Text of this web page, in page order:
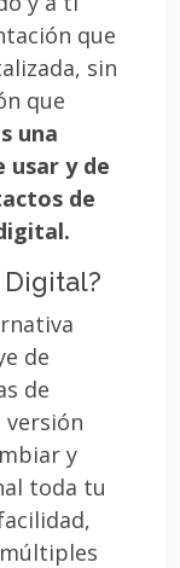
que
sin
que
una
y de
de
Digital?
de
de
versión
y
toda tu